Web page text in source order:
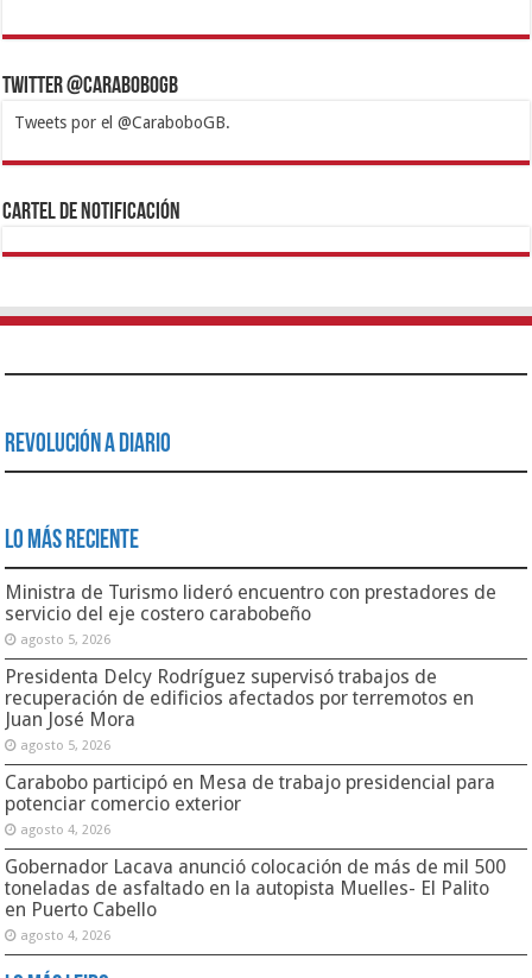
Twitter @CaraboboGB
Tweets por el @CaraboboGB.
1xbetBetturkeyBetistKralbetSupertotobetTipobetMatadorbetMariobet
https://mvbcasino.com/
Cartel de Notificación
Revolución a Diario
Lo Más Reciente
Ministra de Turismo lideró encuentro con prestadores de
servicio del eje costero carabobeño
agosto 5, 2026
Presidenta Delcy Rodríguez supervisó trabajos de
recuperación de edificios afectados por terremotos en
Juan José Mora
agosto 5, 2026
Carabobo participó en Mesa de trabajo presidencial para
potenciar comercio exterior
agosto 4, 2026
Gobernador Lacava anunció colocación de más de mil 500
toneladas de asfaltado en la autopista Muelles- El Palito
en Puerto Cabello
agosto 4, 2026